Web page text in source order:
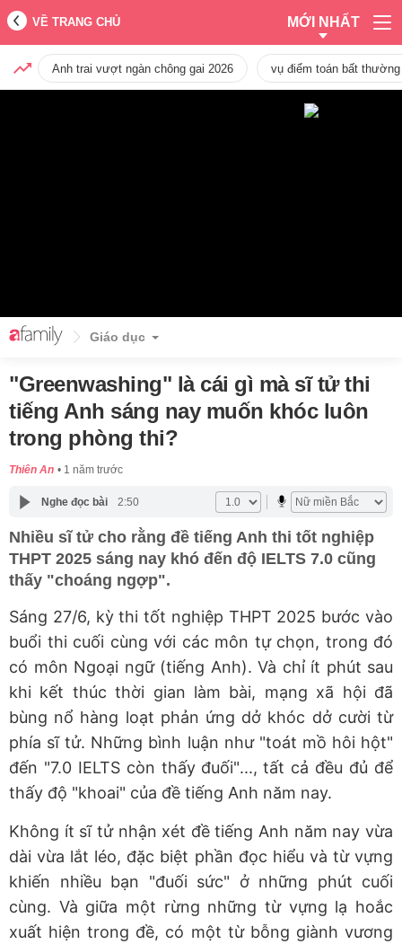
VỀ TRANG CHỦ MỚI NHẤT
Anh trai vượt ngàn chông gai 2026 vụ điểm toán bất
Giáo dục
"Greenwashing" là cái gì mà sĩ tử thi
tiếng Anh sáng nay muốn khóc luôn
trong phòng thi?
Thiên An 1 năm trước
Nghe đọc bài 2:50
Nhiều sĩ tử cho rằng đề tiếng Anh thi tốt nghiệp
THPT 2025 sáng nay khó đến độ IELTS 7.0 cũng
thấy "choáng ngợp".
Sáng 27/6, kỳ thi tốt nghiệp THPT 2025 bước vào
buổi thi cuối cùng với các môn tự chọn, trong đó
có môn Ngoại ngữ (tiếng Anh). Và chỉ ít phút sau
khi kết thúc thời gian làm bài, mạng xã hội đã
bùng nổ hàng loạt phản ứng dở khóc dở cười từ
phía sĩ tử. Những bình luận như "toát mồ hôi hột"
đến "7.0 IELTS còn thấy đuối"..., tất cả đều đủ để
thấy độ "khoai" của đề tiếng Anh năm nay.
Không ít sĩ tử nhận xét đề tiếng Anh năm nay vừa
dài vừa lắt léo, đặc biệt phần đọc hiểu và từ vựng
khiến nhiều bạn "đuối sức" ở những phút cuối
cùng. Và giữa một rừng những từ vựng lạ hoắc
xuất hiện trong đề, có một từ bỗng giành vương